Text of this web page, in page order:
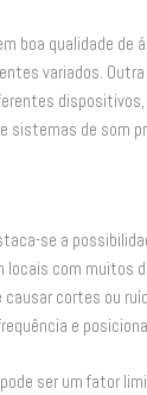
boa qualidade de
variados.
sistemas de som
se a
locais com muitos
cortes ou
e
ser um fator